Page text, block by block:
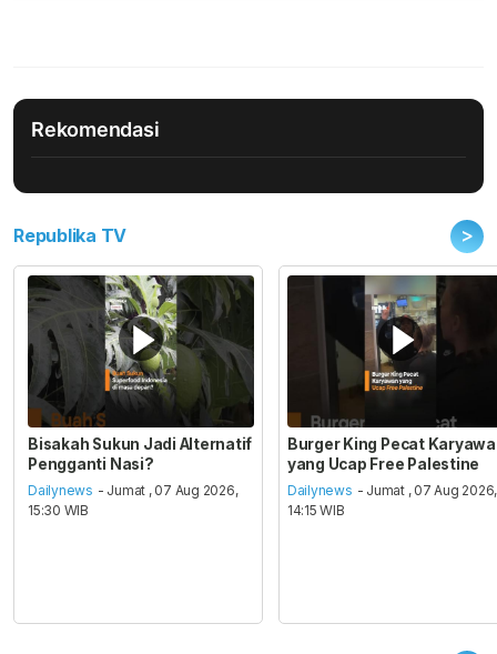
Rekomendasi
Republika TV >
Bisakah Sukun Jadi Alternatif
Pengganti Nasi?
Dailynews - Jumat , 07 Aug 2026,
15:30 WIB
Burger King Pecat
yang Ucap Free Palestine
Dailynews - Jumat , 07 Aug 2026,
14:15 WIB